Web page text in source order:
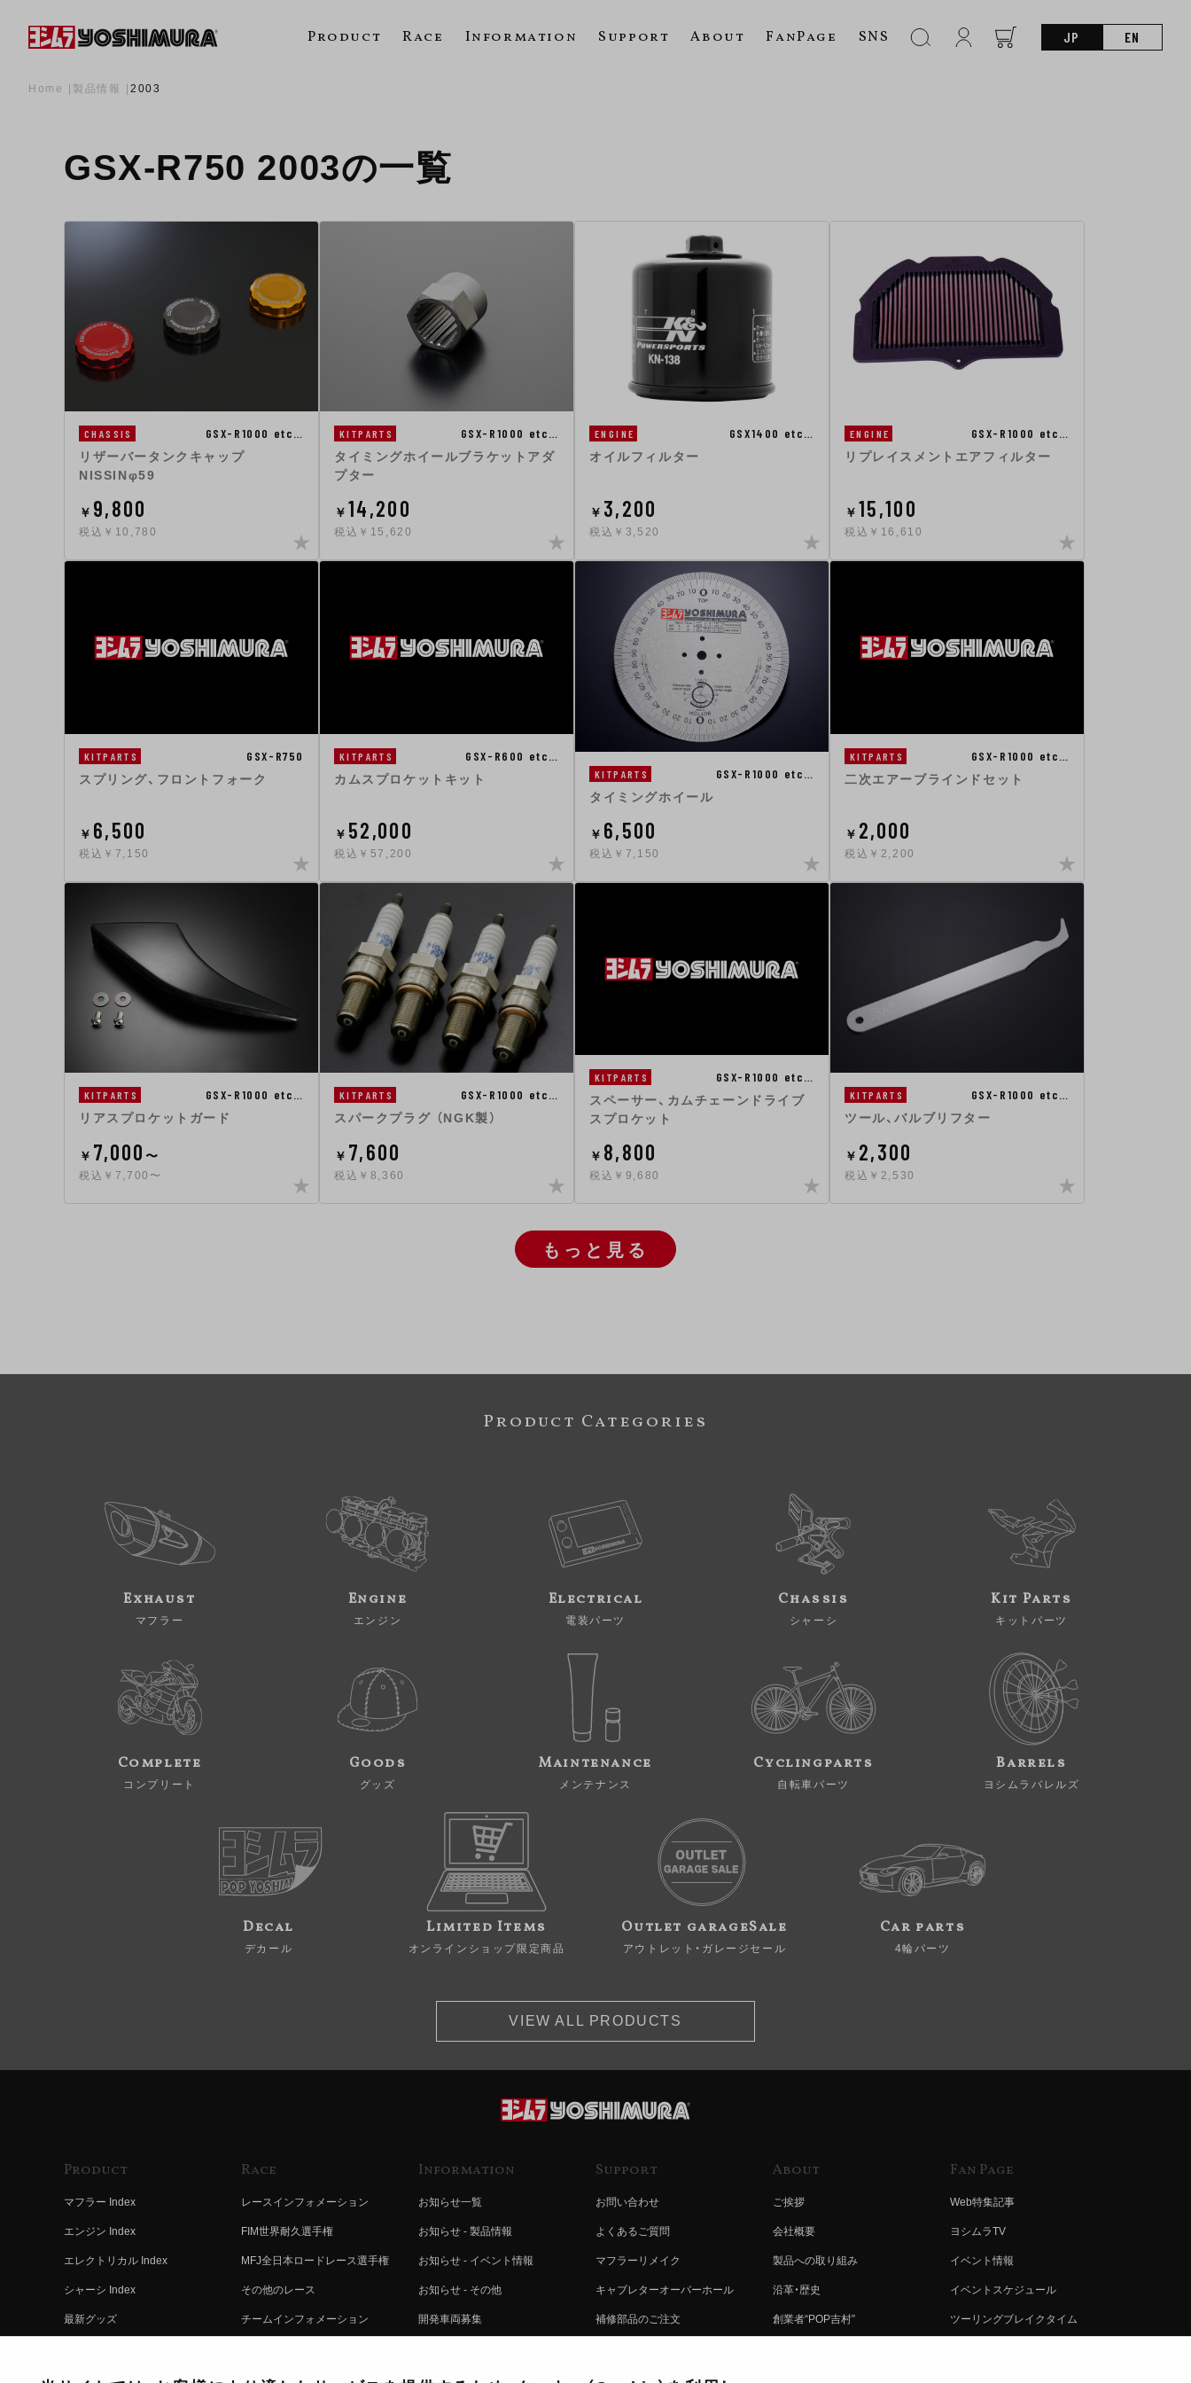
Product Race Information Support About FanPage SNS JP EN
Home 製品情報 2003
GSX-R750 2003の一覧
CHASSIS GSX-R1000 etc…
リザーバータンクキャップ
NISSINφ59
￥ 9,800
税込￥10,780
KITPARTS GSX-R1000 etc…
タイミングホイールブラケットアダ
プター
￥ 14,200
税込￥15,620
ENGINE GSX1400 etc…
オイルフィルター
￥ 3,200
税込￥3,520
ENGINE GSX-R1000 etc…
リプレイスメントエアフィルター
￥ 15,100
税込￥16,610
KITPARTS GSX-R750
スプリング、フロントフォーク
￥ 6,500
税込￥7,150
KITPARTS GSX-R600 etc…
カムスプロケットキット
￥ 52,000
税込￥57,200
KITPARTS GSX-R1000 etc…
タイミングホイール
￥ 6,500
税込￥7,150
KITPARTS GSX-R1000 etc…
二次エアーブラインドセット
￥ 2,000
税込￥2,200
KITPARTS GSX-R1000 etc…
リアスプロケットガード
￥ 7,000 〜
税込￥7,700〜
KITPARTS GSX-R1000 etc…
スパークプラグ （NGK製）
￥ 7,600
税込￥8,360
KITPARTS GSX-R1000 etc…
スペーサー、カムチェーンドライブ
スプロケット
￥ 8,800
税込￥9,680
KITPARTS GSX-R1000 etc…
ツール、バルブリフター
￥ 2,300
税込￥2,530
もっと見る
Product Categories
Exhaust
マフラー
Engine
エンジン
Electrical
電装パーツ
Chassis
シャーシ
Kit Parts
キットパーツ
Complete
コンプリート
Goods
グッズ
Maintenance
メンテナンス
Cyclingparts
自転車パーツ
Barrels
ヨシムラバレルズ
Decal
デカール
Limited Items
オンラインショップ限定商品
Outlet garageSale
アウトレット・ガレージセール
Car parts
4輪パーツ
VIEW ALL PRODUCTS
Product
マフラー Index
エンジン Index
エレクトリカル Index
シャーシ Index
最新グッズ
コンプリート
Race
レースインフォメーション
FIM世界耐久選手権
MFJ全日本ロードレース選手権
その他のレース
チームインフォメーション
レースムービー
Information
お知らせ一覧
お知らせ - 製品情報
お知らせ - イベント情報
お知らせ - その他
開発車両募集
注文方法
Support
お問い合わせ
よくあるご質問
マフラーリメイク
キャブレターオーバーホール
補修部品のご注文
製品に関する重要なお知らせ
About
ご挨拶
会社概要
製品への取り組み
沿革・歴史
創業者“POP吉村”
Fan Page
Web特集記事
ヨシムラTV
イベント情報
イベントスケジュール
ツーリングブレイクタイム